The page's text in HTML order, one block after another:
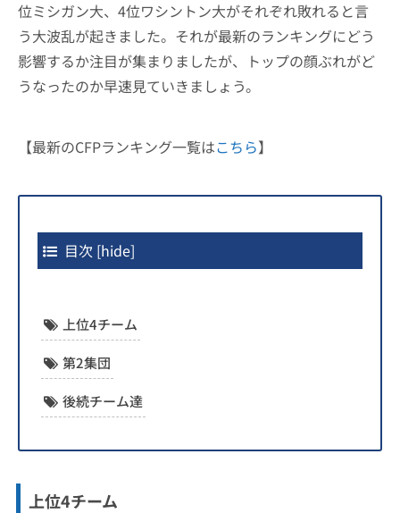
位ミシガン大、4位ワシントン大がそれぞれ敗れると言
う大波乱が起きました。それが最新のランキングにどう
影響するか注目が集まりましたが、トップの顔ぶれがど
うなったのか早速見ていきましょう。
【最新のCFPランキング一覧はこちら】
目次 [hide]
上位4チーム
第2集団
後続チーム達
上位4チーム